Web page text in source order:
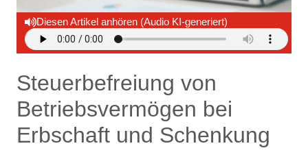
Diesen Artikel anhören (Audio KI-generiert)
Steuerbefreiung von
Betriebsvermögen bei
Erbschaft und Schenkung